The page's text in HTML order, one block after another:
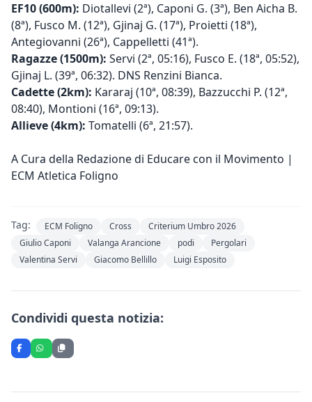
EF10 (600m): Diotallevi (2ª), Caponi G. (3ª), Ben Aicha B.
(8ª), Fusco M. (12ª), Gjinaj G. (17ª), Proietti (18ª),
Antegiovanni (26ª), Cappelletti (41ª).
Ragazze (1500m): Servi (2ª, 05:16), Fusco E. (18ª, 05:52),
Gjinaj L. (39ª, 06:32). DNS Renzini Bianca.
Cadette (2km): Kararaj (10ª, 08:39), Bazzucchi P. (12ª,
08:40), Montioni (16ª, 09:13).
Allieve (4km): Tomatelli (6ª, 21:57).
A Cura della Redazione di Educare con il Movimento |
ECM Atletica Foligno
Tag: ECM Foligno Cross
Criterium Umbro 2026
Giulio Caponi
Valanga Arancione podi
Pergolari
Valentina Servi
Giacomo Bellillo Luigi Esposito
Condividi questa notizia: